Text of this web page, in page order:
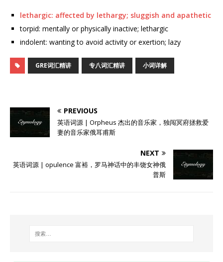
lethargic: affected by lethargy; sluggish and apathetic
torpid: mentally or physically inactive; lethargic
indolent: wanting to avoid activity or exertion; lazy
GRE词汇精讲 专八词汇精讲 小词详解
PREVIOUS
英语词源 | Orpheus 杰出的音乐家，独闯冥府拯救爱
妻的音乐家俄耳甫斯
NEXT
英语词源 | opulence 富裕，罗马神话中的丰饶女神俄
普斯